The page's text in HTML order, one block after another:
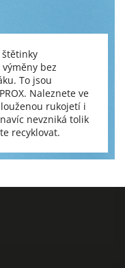
bez
To jsou
Naleznete ve
rukojetí i
nevzniká tolik
recyklovat.